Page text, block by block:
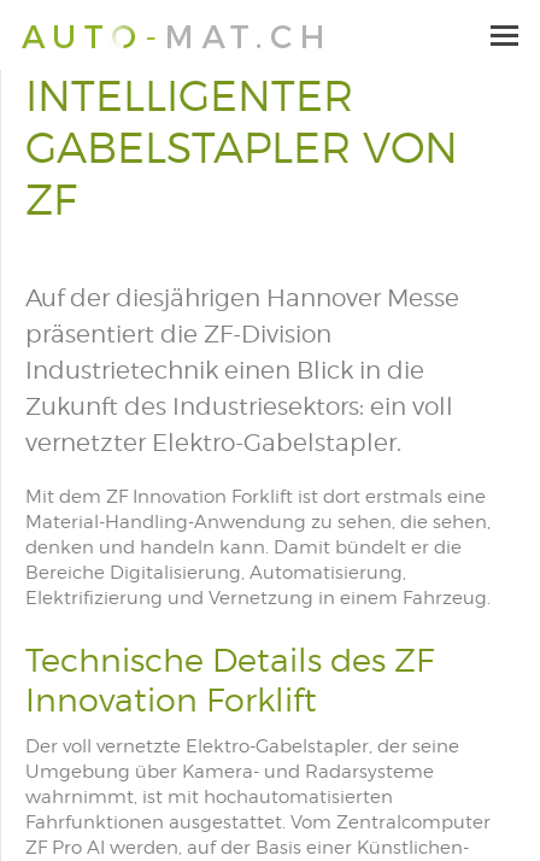
INTELLIGENTER
GABELSTAPLER VON
ZF
Auf der diesjährigen Hannover Messe
präsentiert die ZF-Division
Industrietechnik einen Blick in die
Zukunft des Industriesektors: ein voll
vernetzter Elektro-Gabelstapler.
Mit dem ZF Innovation Forklift ist dort erstmals eine
Material-Handling-Anwendung zu sehen, die sehen,
denken und handeln kann. Damit bündelt er die
Bereiche Digitalisierung, Automatisierung,
Elektrifizierung und Vernetzung in einem Fahrzeug.
Technische Details des ZF
Innovation Forklift
Der voll vernetzte Elektro-Gabelstapler, der seine
Umgebung über Kamera- und Radarsysteme
wahrnimmt, ist mit hochautomatisierten
Fahrfunktionen ausgestattet. Vom Zentralcomputer
ZF Pro AI werden, auf der Basis einer Künstlichen-